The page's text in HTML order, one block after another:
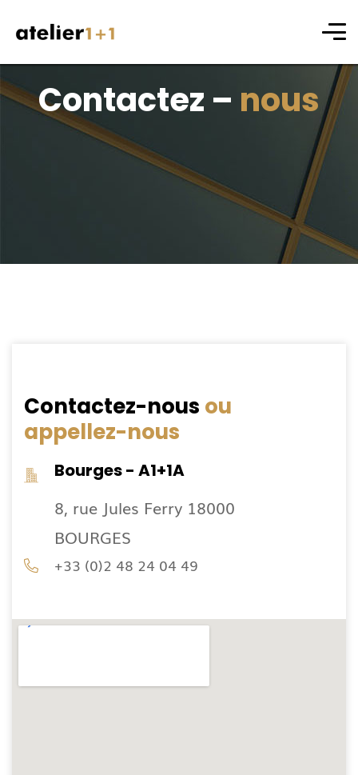
Contactez – nous
Contactez-nous ou
appellez-nous
Bourges - A1+1A
8, rue Jules Ferry 18000
BOURGES
+33 (0)2 48 24 04 49